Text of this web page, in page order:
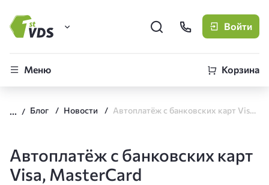
FirstVDS (вы здесь)
CLO
Войти
Меню Корзина
Блог Новости Автоплатёж с банковских карт Visa, MasterCard
Автоплатёж с банковских карт
Visa, MasterCard